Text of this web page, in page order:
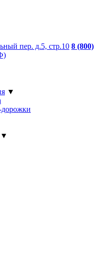
пер. д.5, стр.10 8 (800)
▼
дорожки
▼